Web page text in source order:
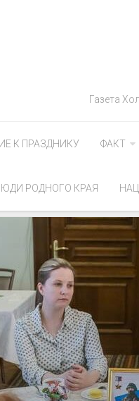
Газета
К ПРАЗДНИКУ ФАКТ
РОДНОГО КРАЯ